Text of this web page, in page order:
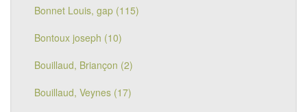
Bonnet Louis, gap (115)
Bontoux joseph (10)
Bouillaud, Briançon (2)
Bouillaud, Veynes (17)